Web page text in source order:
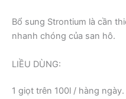
Bổ sung Strontium là cần
nhanh chóng của san hô.
LIỀU DÙNG:
1 giọt trên 100l / hàng ngày.